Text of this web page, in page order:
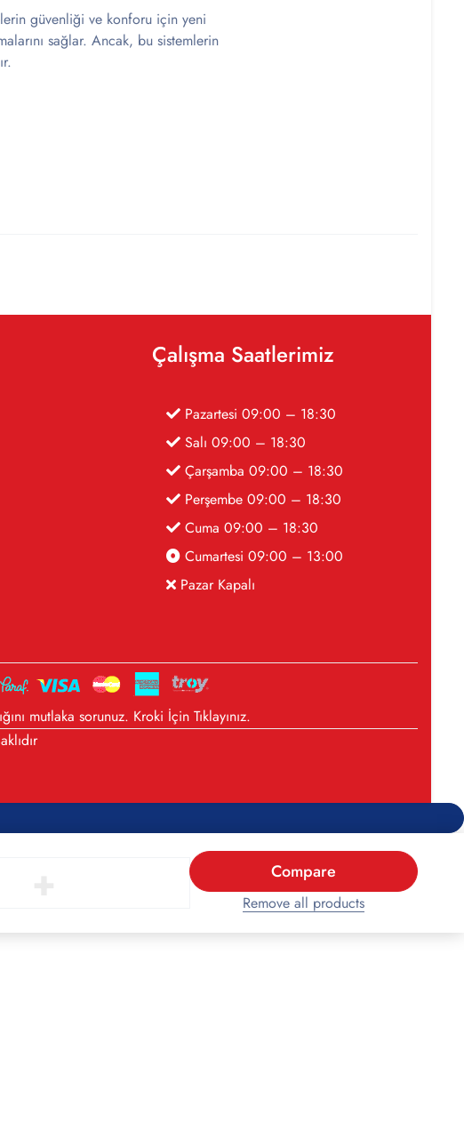
güvenliği ve konforu için yeni
sağlar. Ancak, bu sistemlerin
Çalışma Saatlerimiz
Pazartesi 09:00 – 18:30
Salı 09:00 – 18:30
Çarşamba 09:00 – 18:30
Perşembe 09:00 – 18:30
Cuma 09:00 – 18:30
Cumartesi 09:00 – 13:00
Pazar Kapalı
mutlaka sorunuz. Kroki İçin Tıklayınız.
Compare
Remove all products